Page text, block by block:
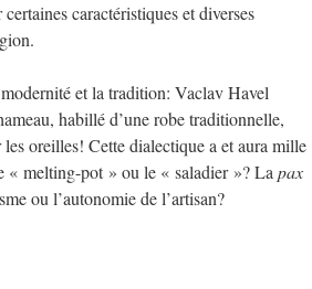
caractéristiques et diverses
et la tradition: Vaclav Havel
habillé d’une robe traditionnelle,
oreilles! Cette dialectique a et aura mille
« melting-pot » ou le « saladier »? La pax
ou l’autonomie de l’artisan?